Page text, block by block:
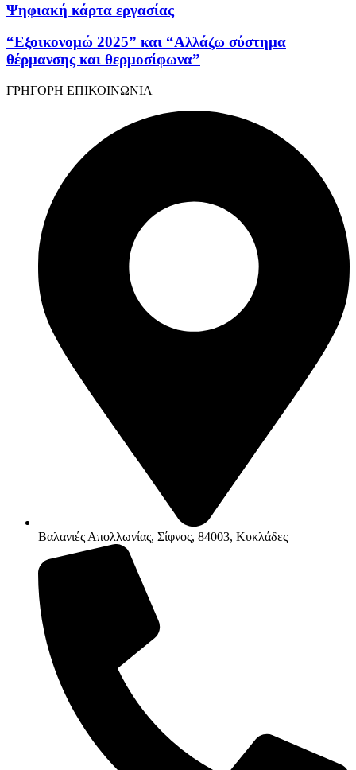
Ψηφιακή κάρτα εργασίας
“Εξοικονομώ 2025” και “Αλλάζω σύστημα
θέρμανσης και θερμοσίφωνα”
ΓΡΗΓΟΡΗ ΕΠΙΚΟΙΝΩΝΙΑ
Βαλανιές Απολλωνίας, Σίφνος, 84003, Κυκλάδες